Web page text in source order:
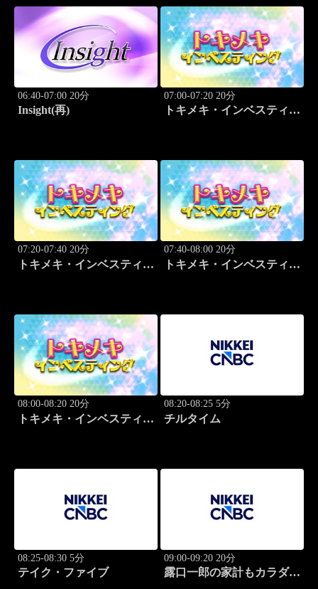
06:40-07:00 20分
Insight(再)
07:00-07:20 20分
トキメキ・インベスティン
07:20-07:40 20分
トキメキ・インベスティン
07:40-08:00 20分
トキメキ・インベスティン
08:00-08:20 20分
トキメキ・インベスティン
08:20-08:25 5分
チルタイム
08:25-08:30 5分
テイク・ファイブ
09:00-09:20 20分
露口一郎の家計もカラダも